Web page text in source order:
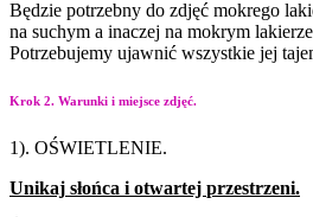
Będzie potrzebny do zdjęć mokrego
na suchym a inaczej na mokrym
Potrzebujemy ujawnić wszystkie jej
Krok 2. Warunki i miejsce zdjęć.
1). OŚWIETLENIE.
Unikaj słońca i otwartej przestrzeni.